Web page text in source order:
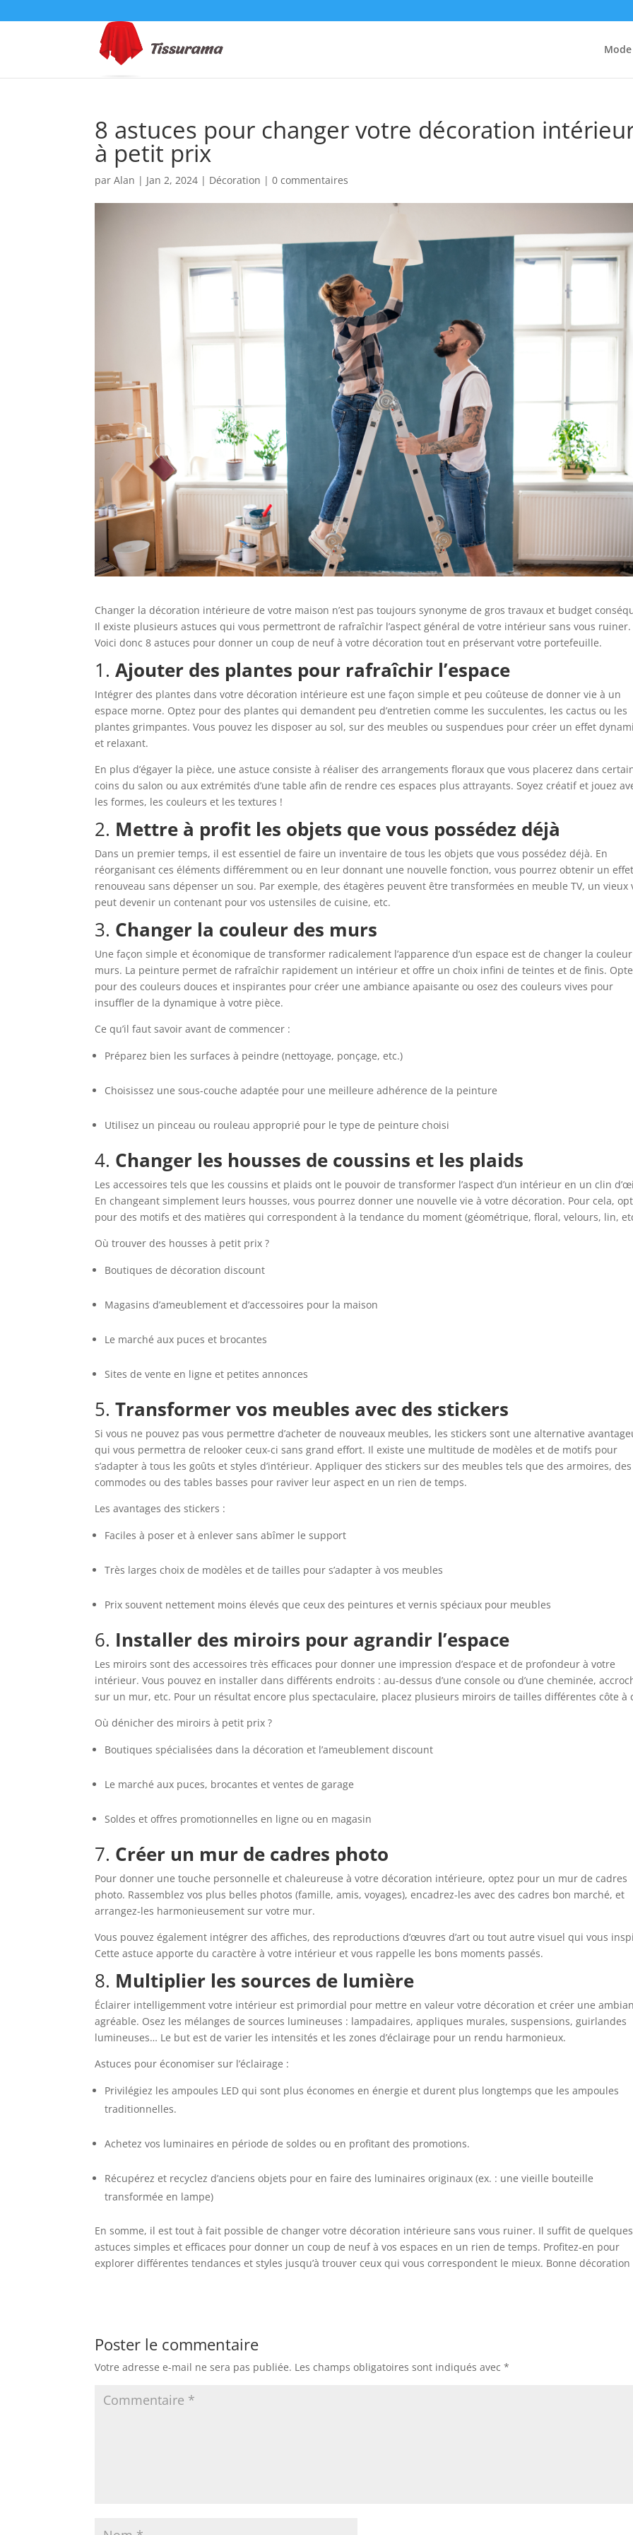
Mode
8 astuces pour changer votre décoration
à petit prix
parAlan | Jan 2, 2024 | Décoration |0 commentaires
Changer la décoration intérieure de votre maison n’est pas toujours synonyme de gros travaux et budget
Il existe plusieurs astuces qui vous permettront de rafraîchir l’aspect général de votre intérieur sans vous ruiner.
Voici donc 8 astuces pour donner un coup de neuf à votre décoration tout en préservant votre portefeuille.
1.Ajouter des plantes pour rafraîchir l’espace
Intégrer des plantes dans votre décoration intérieure est une façon simple et peu coûteuse de donner vie à un
espace morne. Optez pour des plantes qui demandent peu d’entretien comme les succulentes, les cactus ou les
plantes grimpantes. Vous pouvez les disposer au sol, sur des meubles ou suspendues pour créer un effet
et relaxant.
En plus d’égayer la pièce, une astuce consiste à réaliser des arrangements floraux que vous placerez dans
coins du salon ou aux extrémités d’une table afin de rendre ces espaces plus attrayants. Soyez créatif et jouez
les formes, les couleurs et les textures !
2. Mettre à profit les objets que vous possédez déjà
Dans un premier temps, il est essentiel de faire un inventaire de tous les objets que vous possédez déjà. En
réorganisant ces éléments différemment ou en leur donnant une nouvelle fonction, vous pourrez obtenir un
renouveau sans dépenser un sou. Par exemple, des étagères peuvent être transformées en meuble TV, un vieux
peut devenir un contenant pour vos ustensiles de cuisine, etc.
3. Changer la couleur des murs
Une façon simple et économique de transformer radicalement l’apparence d’un espace est de changer la
murs. La peinture permet de rafraîchir rapidement un intérieur et offre un choix infini de teintes et de finis.
pour des couleurs douces et inspirantes pour créer une ambiance apaisante ou osez des couleurs vives pour
insuffler de la dynamique à votre pièce.
Ce qu’il faut savoir avant de commencer :
Préparez bien les surfaces à peindre (nettoyage, ponçage, etc.)
Choisissez une sous-couche adaptée pour une meilleure adhérence de la peinture
Utilisez un pinceau ou rouleau approprié pour le type de peinture choisi
4. Changer les housses de coussins et les plaids
Les accessoires tels que les coussins et plaids ont le pouvoir de transformer l’aspect d’un intérieur en un clin
En changeant simplement leurs housses, vous pourrez donner une nouvelle vie à votre décoration. Pour cela,
pour des motifs et des matières qui correspondent à la tendance du moment (géométrique, floral, velours, lin,
Où trouver des housses à petit prix ?
Boutiques de décoration discount
Magasins d’ameublement et d’accessoires pour la maison
Le marché aux puces et brocantes
Sites de vente en ligne et petites annonces
5.Transformer vos meubles avec des stickers
Si vous ne pouvez pas vous permettre d’acheter de nouveaux meubles, les stickers sont une alternative
qui vous permettra de relooker ceux-ci sans grand effort. Il existe une multitude de modèles et de motifs pour
s’adapter à tous les goûts et styles d’intérieur. Appliquer des stickers sur des meubles tels que des armoires, des
commodes ou des tables basses pour raviver leur aspect en un rien de temps.
Les avantages des stickers :
Faciles à poser et à enlever sans abîmer le support
Très larges choix de modèles et de tailles pour s’adapter à vos meubles
Prix souvent nettement moins élevés que ceux des peintures et vernis spéciaux pour meubles
6. Installer des miroirs pour agrandir l’espace
Les miroirs sont des accessoires très efficaces pour donner une impression d’espace et de profondeur à votre
intérieur. Vous pouvez en installer dans différents endroits : au-dessus d’une console ou d’une cheminée,
sur un mur, etc. Pour un résultat encore plus spectaculaire, placez plusieurs miroirs de tailles différentes côte à
Où dénicher des miroirs à petit prix ?
Boutiques spécialisées dans la décoration et l’ameublement discount
Le marché aux puces, brocantes et ventes de garage
Soldes et offres promotionnelles en ligne ou en magasin
7. Créer un mur de cadres photo
Pour donner une touche personnelle et chaleureuse à votre décoration intérieure, optez pour un mur de cadres
photo. Rassemblez vos plus belles photos (famille, amis, voyages), encadrez-les avec des cadres bon marché, et
arrangez-les harmonieusement sur votre mur.
Vous pouvez également intégrer des affiches, des reproductions d’œuvres d’art ou tout autre visuel qui vous
Cette astuce apporte du caractère à votre intérieur et vous rappelle les bons moments passés.
8. Multiplier les sources de lumière
Éclairer intelligemment votre intérieur est primordial pour mettre en valeur votre décoration et créer une
agréable. Osez les mélanges de sources lumineuses : lampadaires, appliques murales, suspensions, guirlandes
lumineuses… Le but est de varier les intensités et les zones d’éclairage pour un rendu harmonieux.
Astuces pour économiser sur l’éclairage :
Privilégiez les ampoules LED qui sont plus économes en énergie et durent plus longtemps que les ampoules
traditionnelles.
Achetez vos luminaires en période de soldes ou en profitant des promotions.
Récupérez et recyclez d’anciens objets pour en faire des luminaires originaux (ex. : une vieille bouteille
transformée en lampe)
En somme, il est tout à fait possible de changer votre décoration intérieure sans vous ruiner. Il suffit de quelques
astuces simples et efficaces pour donner un coup de neuf à vos espaces en un rien de temps. Profitez-en pour
explorer différentes tendances et styles jusqu’à trouver ceux qui vous correspondent le mieux. Bonne décoration
Poster le commentaire
Votre adresse e-mail ne sera pas publiée. Les champs obligatoires sont indiqués avec*